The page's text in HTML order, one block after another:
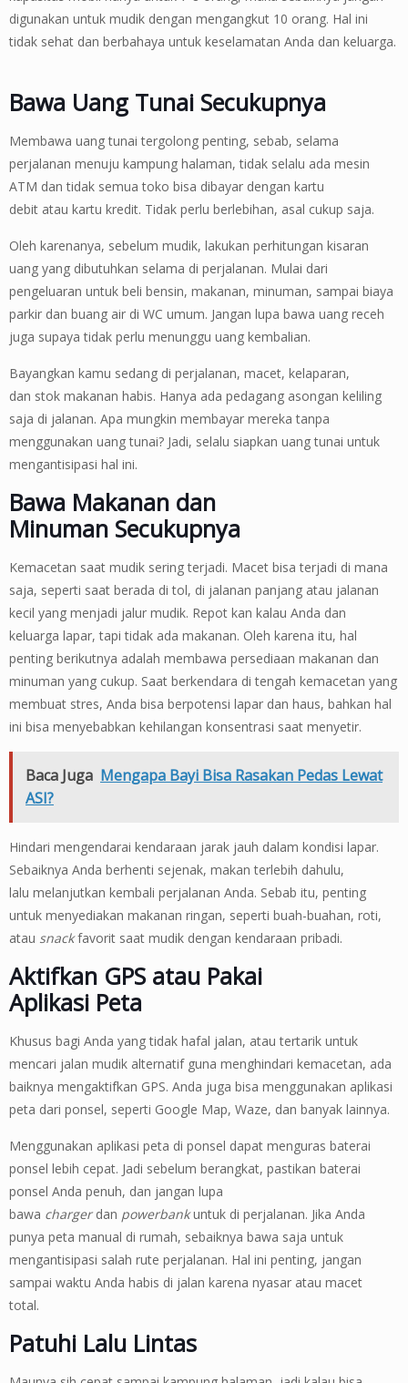
digunakan untuk mudik dengan mengangkut 10 orang. Hal ini
tidak sehat dan berbahaya untuk keselamatan Anda dan keluarga.
Bawa Uang Tunai Secukupnya
Membawa uang tunai tergolong penting, sebab, selama
perjalanan menuju kampung halaman, tidak selalu ada mesin
ATM dan tidak semua toko bisa dibayar dengan kartu
debit atau kartu kredit. Tidak perlu berlebihan, asal cukup saja.
Oleh karenanya, sebelum mudik, lakukan perhitungan kisaran
uang yang dibutuhkan selama di perjalanan. Mulai dari
pengeluaran untuk beli bensin, makanan, minuman, sampai biaya
parkir dan buang air di WC umum. Jangan lupa bawa uang receh
juga supaya tidak perlu menunggu uang kembalian.
Bayangkan kamu sedang di perjalanan, macet, kelaparan,
dan stok makanan habis. Hanya ada pedagang asongan keliling
saja di jalanan. Apa mungkin membayar mereka tanpa
menggunakan uang tunai? Jadi, selalu siapkan uang tunai untuk
mengantisipasi hal ini.
Bawa Makanan dan
Minuman Secukupnya
Kemacetan saat mudik sering terjadi. Macet bisa terjadi di mana
saja, seperti saat berada di tol, di jalanan panjang atau jalanan
kecil yang menjadi jalur mudik. Repot kan kalau Anda dan
keluarga lapar, tapi tidak ada makanan. Oleh karena itu, hal
penting berikutnya adalah membawa persediaan makanan dan
minuman yang cukup. Saat berkendara di tengah kemacetan yang
membuat stres, Anda bisa berpotensi lapar dan haus, bahkan hal
ini bisa menyebabkan kehilangan konsentrasi saat menyetir.
Baca Juga Mengapa Bayi Bisa Rasakan Pedas Lewat
ASI?
Hindari mengendarai kendaraan jarak jauh dalam kondisi lapar.
Sebaiknya Anda berhenti sejenak, makan terlebih dahulu,
lalu melanjutkan kembali perjalanan Anda. Sebab itu, penting
untuk menyediakan makanan ringan, seperti buah-buahan, roti,
atau snackfavorit saat mudik dengan kendaraan pribadi.
Aktifkan GPS atau Pakai
Aplikasi Peta
Khusus bagi Anda yang tidak hafal jalan, atau tertarik untuk
mencari jalan mudik alternatif guna menghindari kemacetan, ada
baiknya mengaktifkan GPS. Anda juga bisa menggunakan aplikasi
peta dari ponsel, seperti Google Map, Waze, dan banyak lainnya.
Menggunakan aplikasi peta di ponsel dapat menguras baterai
ponsel lebih cepat. Jadi sebelum berangkat, pastikan baterai
ponsel Anda penuh, dan jangan lupa
bawa chargerdan powerbankuntuk di perjalanan. Jika Anda
punya peta manual di rumah, sebaiknya bawa saja untuk
mengantisipasi salah rute perjalanan. Hal ini penting, jangan
sampai waktu Anda habis di jalan karena nyasar atau macet
total.
Patuhi Lalu Lintas